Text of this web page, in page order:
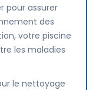
pour assurer
des
votre piscine
les maladies
le nettoyage